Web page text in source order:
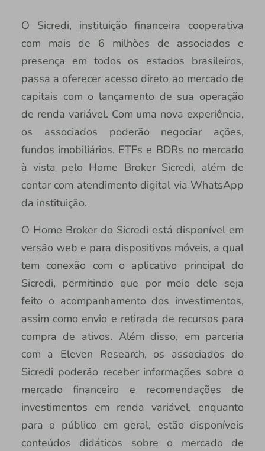
O Sicredi, instituição financeira cooperativa
com mais de 6 milhões de associados e
presença em todos os estados brasileiros,
passa a oferecer acesso direto ao mercado de
capitais com o lançamento de sua operação
de renda variável. Com uma nova experiência,
os associados poderão negociar ações,
fundos imobiliários, ETFs e BDRs no mercado
à vista pelo Home Broker Sicredi, além de
contar com atendimento digital via WhatsApp
da instituição.
O Home Broker do Sicredi está disponível em
versão web e para dispositivos móveis, a qual
tem conexão com o aplicativo principal do
Sicredi, permitindo que por meio dele seja
feito o acompanhamento dos investimentos,
assim como envio e retirada de recursos para
compra de ativos. Além disso, em parceria
com a Eleven Research, os associados do
Sicredi poderão receber informações sobre o
mercado financeiro e recomendações de
investimentos em renda variável, enquanto
para o público em geral, estão disponíveis
conteúdos didáticos sobre o mercado de